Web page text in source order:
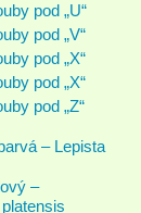
pod „U“
pod „V“
pod „X“
pod „X“
pod „Z“
– Lepista
–